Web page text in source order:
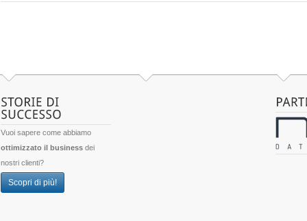
Vuoi sapere come abbiamo
ottimizzato il business dei
nostri clienti?
Scopri di più!